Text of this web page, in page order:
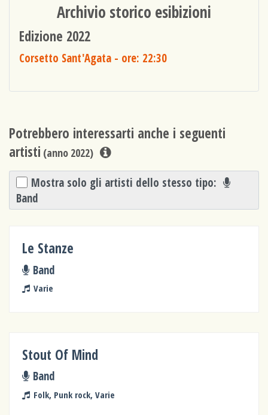
Archivio storico esibizioni
Edizione 2022
Corsetto Sant'Agata - ore: 22:30
Potrebbero interessarti anche i seguenti
artisti (anno 2022)
Mostra solo gli artisti dello stesso tipo:
Band
Le Stanze
Band
Varie
Stout Of Mind
Band
Folk, Punk rock, Varie